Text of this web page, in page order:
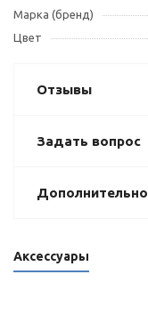
Марка (бренд)
Цвет
Отзывы
Задать вопрос
Дополнительно
Аксессуары